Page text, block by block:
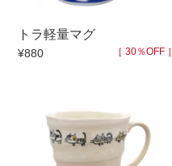
トラ軽量マグ
¥880 ［ 30％OFF ］